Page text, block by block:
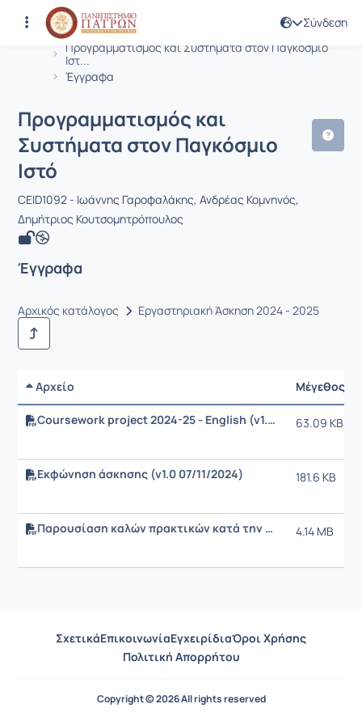
Σύνδεση
Αρχική Σελίδα
Προγραμματισμός και Συστήματα στον Παγκόσμιο
Ιστ...
Έγγραφα
Μάθημα : Προγραμματισμός και
Κωδικός : CEID1092
Προγραμματισμός και
Συστήματα στον Παγκόσμιο
Ιστό
CEID1092 - Ιωάννης Γαροφαλάκης, Ανδρέας Κομνηνός,
Δημήτριος Κουτσομητρόπουλος
Έγγραφα
Αρχικός κατάλογος Εργαστηριακή Άσκηση 2024 - 2025
Αρχείο Μέγεθος
Coursework project 2024-25 - English (v1.0, 07/11/2024) 63.09 KB
Εκφώνηση άσκησης (v1.0 07/11/2024) 181.6 KB
Παρουσίαση καλών πρακτικών κατά την υλοποίηση εργαστηριακής άσκησης (project 2023-2024) 4.14 MB
ΣχετικάΕπικοινωνίαΕγχειρίδιαΌροι Χρήσης
Πολιτική Απορρήτου
Copyright © 2026 All rights reserved